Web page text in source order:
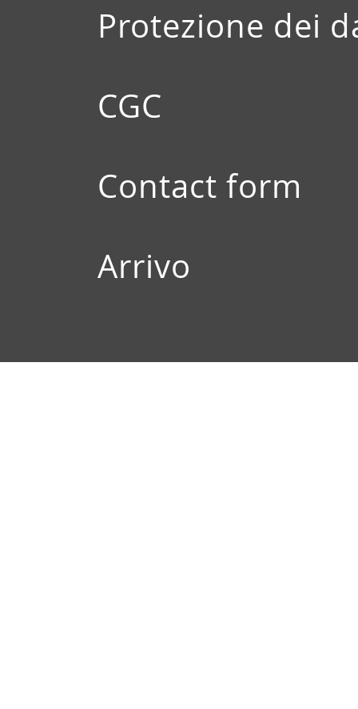
Protezione dei
CGC
Contact form
Arrivo